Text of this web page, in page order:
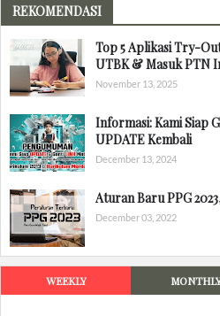
REKOMENDASI
Top 5 Aplikasi Try-
UTBK & Masuk PTN
November 13, 2025
Informasi: Kami Siap
UPDATE Kembali
December 13, 2024
Aturan Baru PPG
December 03, 2022
WEEKLY